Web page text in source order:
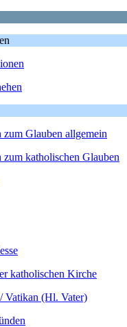
zum Glauben allgemein
zum katholischen Glauben
katholischen Kirche
Vatikan (Hl. Vater)